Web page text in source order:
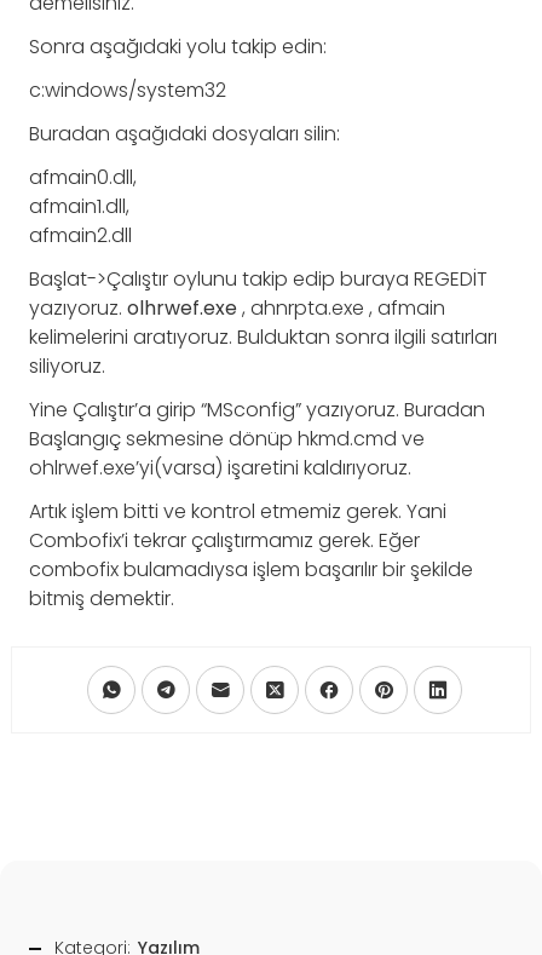
Sonra aşağıdaki yolu takip edin:
c:windows/system32
Buradan aşağıdaki dosyaları silin:
afmain0.dll,
afmain1.dll,
afmain2.dll
Başlat->Çalıştır oylunu takip edip buraya REGEDİT
yazıyoruz. olhrwef.exe, ahnrpta.exe , afmain
kelimelerini aratıyoruz. Bulduktan sonra ilgili satırları
siliyoruz.
Yine Çalıştır’a girip “MSconfig” yazıyoruz. Buradan
Başlangıç sekmesine dönüp hkmd.cmd ve
ohlrwef.exe’yi(varsa) işaretini kaldırıyoruz.
Artık işlem bitti ve kontrol etmemiz gerek. Yani
Combofix’i tekrar çalıştırmamız gerek. Eğer
combofix bulamadıysa işlem başarılır bir şekilde
bitmiş demektir.
Kategori: Yazılım